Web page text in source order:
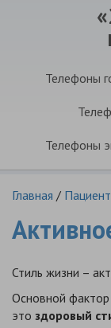
Телефоны
Телефоны
Главная /
Стиль жизни –
Основной фактор
это здоровый